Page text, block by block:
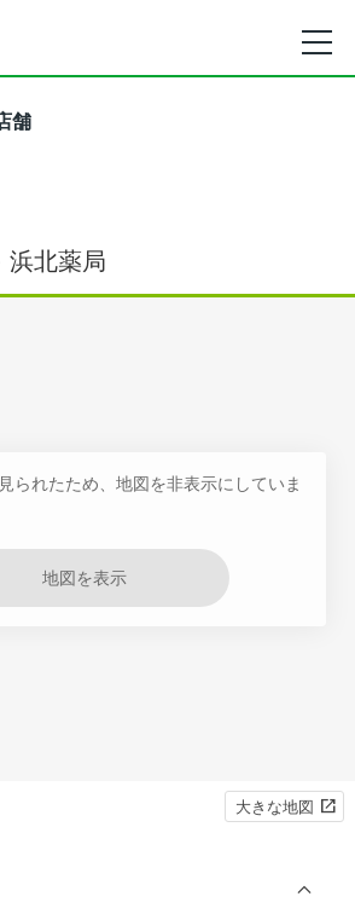
舗
浜北薬局
られたため、地図を非表示にしていま
地図を表示
大きな地図